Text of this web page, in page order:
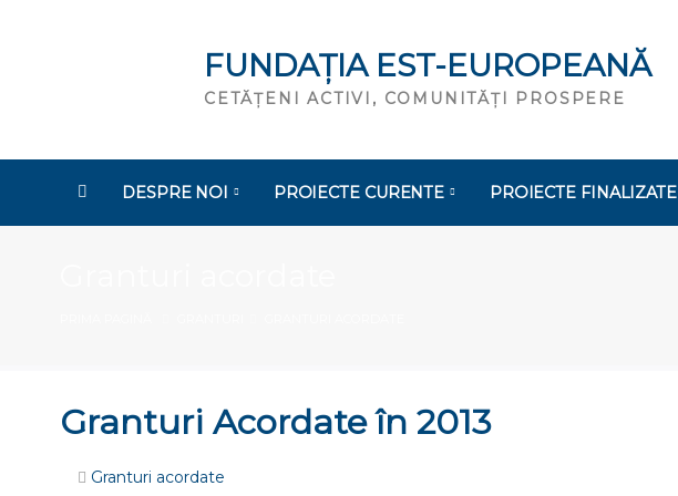
FUNDAȚIA EST-EUROPEANĂ
CETĂȚENI ACTIVI, COMUNITĂȚI PROSPERE
DESPRE NOI PROIECTE CURENTE PROIECTE FINALIZATE
Granturi Acordate în 2013
Granturi acordate